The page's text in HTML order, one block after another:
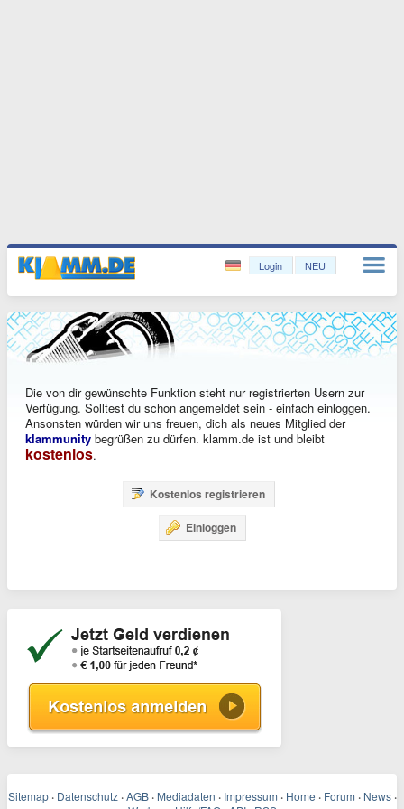
Login NEU
Die von dir gewünschte Funktion steht nur registrierten Usern zur
Verfügung. Solltest du schon angemeldet sein - einfach einloggen.
Ansonsten würden wir uns freuen, dich als neues Mitglied der
klammunity begrüßen zu dürfen. klamm.de ist und bleibt
kostenlos.
Kostenlos registrieren
Einloggen
Sitemap · Datenschutz · AGB · Mediadaten · Impressum · Home · Forum · News ·